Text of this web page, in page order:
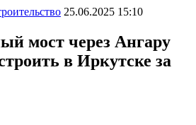
25.06.2025 15:10
мост через Ангару
в Иркутске за